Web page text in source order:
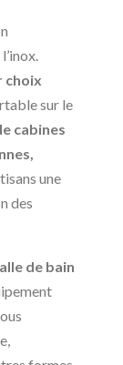
choix
sur le
cabines
une
des
de bain